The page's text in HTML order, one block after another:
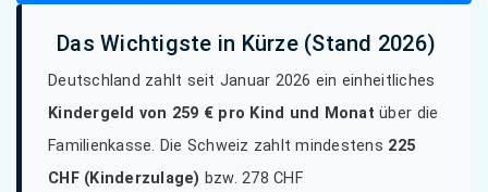
Das Wichtigste in Kürze (Stand 2026)
Deutschland zahlt seit Januar 2026 ein einheitliches
Kindergeld von 259 € pro Kind und Monat über die
Familienkasse. Die Schweiz zahlt mindestens 225
CHF (Kinderzulage) bzw. 278 CHF